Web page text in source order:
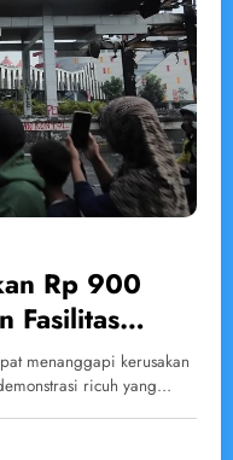
Rp 900
Fasilitas
menanggapi kerusakan
ricuh yang…